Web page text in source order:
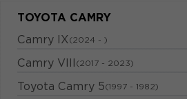
TOYOTA CAMRY
Camry IX(2024 - )
Camry VIII (2017 - 2023)
Toyota Camry 5(1997 - 1982)